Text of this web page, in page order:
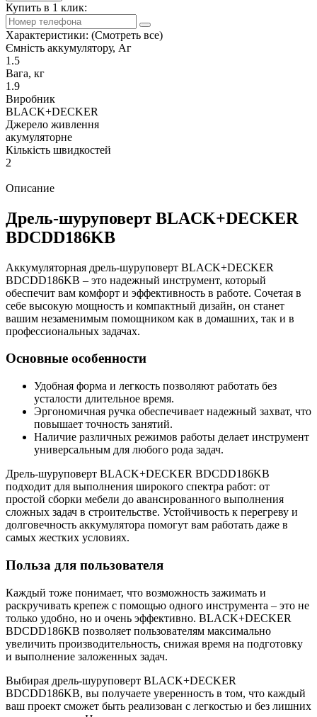
Купить в 1 клик:
Характеристики: (Смотреть все)
Ємність аккумулятору, Аг
1.5
Вага, кг
1.9
Виробник
BLACK+DECKER
Джерело живлення
акумуляторне
Кількість швидкостей
2
Описание
Дрель-шуруповерт BLACK+DECKER
BDCDD186KB
Аккумуляторная дрель-шуруповерт BLACK+DECKER
BDCDD186KB – это надежный инструмент, который
обеспечит вам комфорт и эффективность в работе. Сочетая в
себе высокую мощность и компактный дизайн, он станет
вашим незаменимым помощником как в домашних, так и в
профессиональных задачах.
Основные особенности
Удобная форма и легкость позволяют работать без
усталости длительное время.
Эргономичная ручка обеспечивает надежный захват, что
повышает точность занятий.
Наличие различных режимов работы делает инструмент
универсальным для любого рода задач.
Дрель-шуруповерт BLACK+DECKER BDCDD186KB
подходит для выполнения широкого спектра работ: от
простой сборки мебели до авансированного выполнения
сложных задач в строительстве. Устойчивость к перегреву и
долговечность аккумулятора помогут вам работать даже в
самых жестких условиях.
Польза для пользователя
Каждый тоже понимает, что возможность зажимать и
раскручивать крепеж с помощью одного инструмента – это не
только удобно, но и очень эффективно. BLACK+DECKER
BDCDD186KB позволяет пользователям максимально
увеличить производительность, снижая время на подготовку
и выполнение заложенных задач.
Выбирая дрель-шуруповерт BLACK+DECKER
BDCDD186KB, вы получаете уверенность в том, что каждый
ваш проект сможет быть реализован с легкостью и без лишних